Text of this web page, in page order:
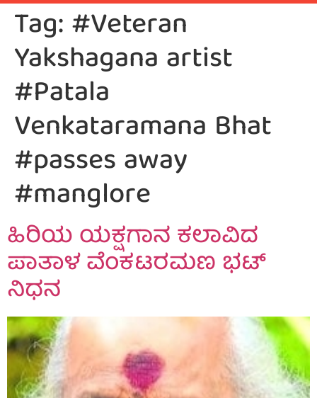
Tag:#Veteran
Yakshagana artist
#Patala
Venkataramana Bhat
#passes away
#manglore
ಹಿರಿಯ ಯಕ್ಷಗಾನ ಕಲಾವಿದ
ಪಾತಾಳ ವೆಂಕಟರಮಣ ಭಟ್
ನಿಧನ